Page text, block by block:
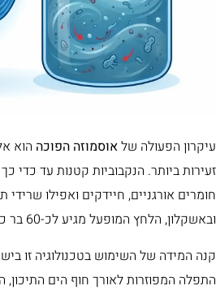
עיקרון הפעולה שלאוסמוזה הפוכה הוא
זעירות ביותר. הנקבוביות קטנות עד כדי
חומרים אורגניים, חיידקים ואפילו
ובאשקלון, הלחץ המופעל מגיע לכ-60 בר כדי לגבור על הלחץ האוסמוטי של מי הים.